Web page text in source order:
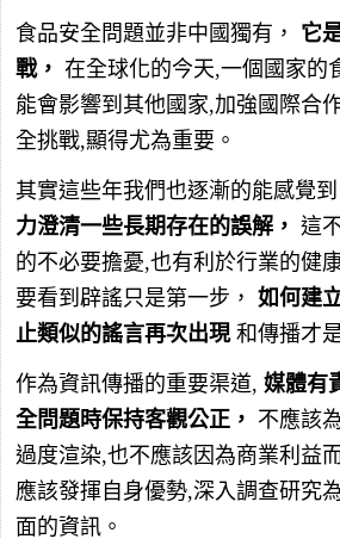
食品安全問題並非中國獨有， 它
戰， 在全球化的今天,一個國家的
能會影響到其他國家,加強國際合
全挑戰,顯得尤為重要。
其實這些年我們也逐漸的能感覺到
力澄清一些長期存在的誤解， 這
的不必要擔憂,也有利於行業的健
要看到辟謠只是第一步， 如何建
止類似的謠言再次出現 和傳播才
作為資訊傳播的重要渠道, 媒體有
全問題時保持客觀公正， 不應該
過度渲染,也不應該因為商業利益
應該發揮自身優勢,深入調查研究
面的資訊。